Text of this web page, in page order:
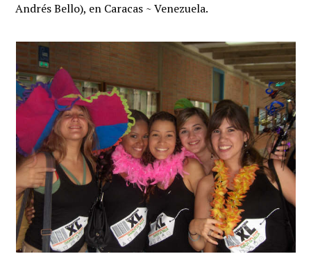
Andrés Bello), en Caracas ~ Venezuela.